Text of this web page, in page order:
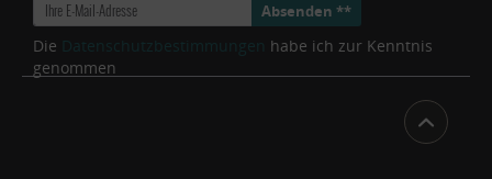
Absenden **
Die
habe ich zur Kenntnis
genommen